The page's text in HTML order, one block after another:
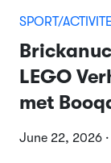
SPORT/
LEGO
met
June 22, 2026